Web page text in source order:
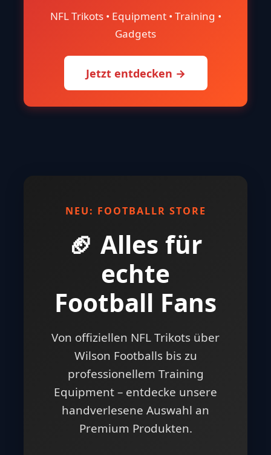
NFL Trikots • Equipment • Training •
Gadgets
Jetzt entdecken →
NEU: FOOTBALLR STORE
🏈 Alles für
echte
Football Fans
Von offiziellen NFL Trikots über
Wilson Footballs bis zu
professionellem Training
Equipment – entdecke unsere
handverlesene Auswahl an
Premium Produkten.